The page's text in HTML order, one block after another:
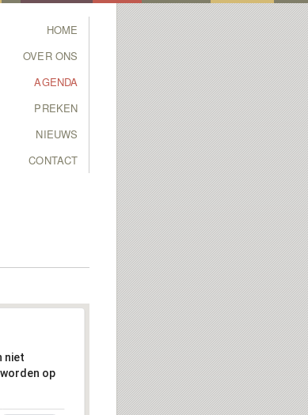
TO PRIMARY
TO SECONDARY
HOME
OVER ONS
AGENDA
PREKEN
NIEUWS
CONTACT
niet
op